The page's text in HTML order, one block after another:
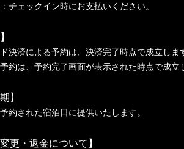
チェックイン時にお支払いください。
決済による予約は、決済完了時点で成立しま
約は、予約完了画面が表示された時点で成立
】
約された宿泊日に提供いたします。
更・返金について】